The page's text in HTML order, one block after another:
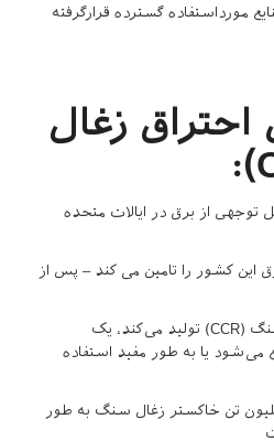
مورداستفاده گسترده قرارگرفته
زغال
توجهی از برق در ایالات متحده
برق این کشور را تامین می کند – پس از
باقیمانده‌های احتراق زغال سنگ (CCR) تولید می‌کند، یک
می‌شود یا به طور مفید استفاده
2014، حداقل 46 میلیون تن خاکستر زغال سنگ به طور